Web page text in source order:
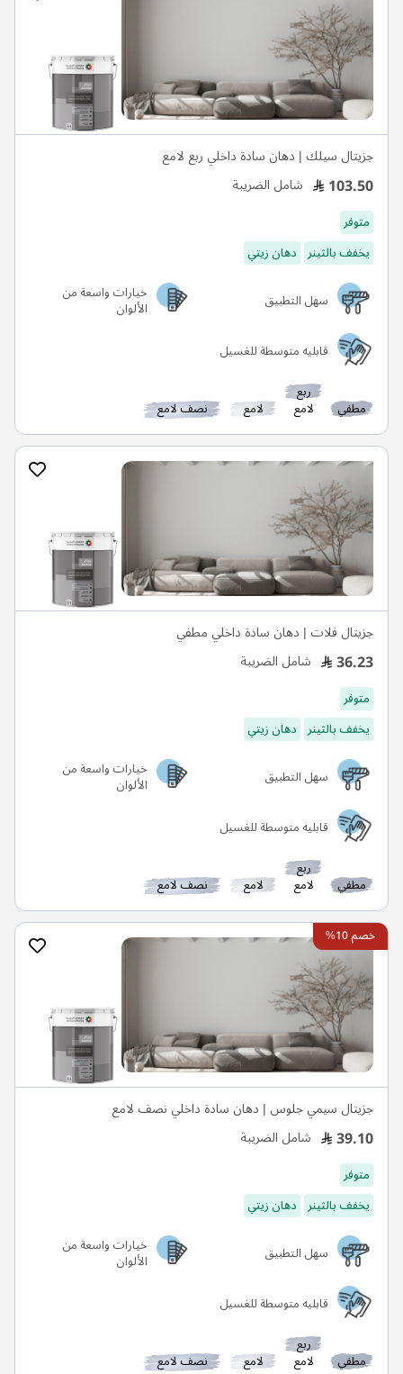
جزيتال سيلك | دهان سادة داخلي ربع لامع
103.50 شامل الضريبة
متوفر
يخفف بالثينر دهان زيتي
سهل التطبيق
خيارات واسعة من
الألوان
قابليه متوسطة للغسيل
مطفي
ربع
لامع لامع نصف لامع
جزيتال فلات | دهان سادة داخلي مطفي
36.23 شامل الضريبة
متوفر
يخفف بالثينر دهان زيتي
سهل التطبيق
خيارات واسعة من
الألوان
قابليه متوسطة للغسيل
مطفي
ربع
لامع لامع نصف لامع
خصم 10%
جزيتال سيمي جلوس | دهان سادة داخلي نصف لامع
39.10 شامل الضريبة
متوفر
يخفف بالثينر دهان زيتي
سهل التطبيق
خيارات واسعة من
الألوان
قابليه متوسطة للغسيل
مطفي
ربع
لامع لامع نصف لامع